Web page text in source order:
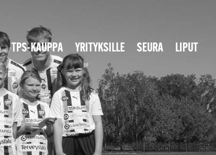
TPS-KAUPPA YRITYKSILLE SEURA LIPUT